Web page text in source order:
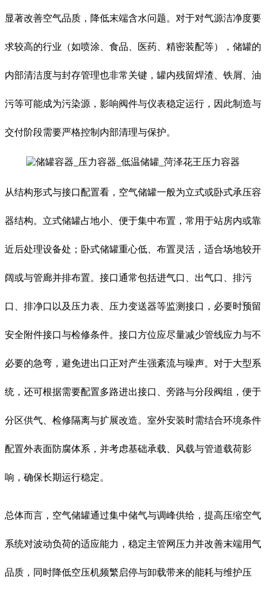
显著改善空气品质，降低末端含水问题。对于对气源洁净度要
求较高的行业（如喷涂、食品、医药、精密装配等），储罐的
内部清洁度与封存管理也非常关键，罐内残留焊渣、铁屑、油
污等可能成为污染源，影响阀件与仪表稳定运行，因此制造与
交付阶段需要严格控制内部清理与保护。
从结构形式与接口配置看，空气储罐一般为立式或卧式承压容
器结构。立式储罐占地小、便于集中布置，常用于站房内或靠
近后处理设备处；卧式储罐重心低、布置灵活，适合场地较开
阔或与管廊并排布置。接口通常包括进气口、出气口、排污
口、排净口以及压力表、压力变送器等监测接口，必要时预留
安全附件接口与检修条件。接口方位应尽量减少管线应力与不
必要的急弯，避免进出口正对产生强紊流与噪声。对于大型系
统，还可根据需要配置多路进出接口、旁路与分段阀组，便于
分区供气、检修隔离与扩展改造。室外安装时需结合环境条件
配置外表面防腐体系，并考虑基础承载、风载与管道载荷影
响，确保长期运行稳定。
总体而言，空气储罐通过集中储气与调峰供给，提高压缩空气
系统对波动负荷的适应能力，稳定主管网压力并改善末端用气
品质，同时降低空压机频繁启停与卸载带来的能耗与维护压